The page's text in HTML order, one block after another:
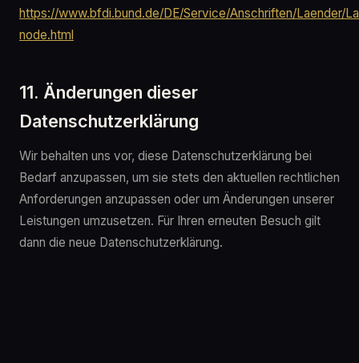
https://www.bfdi.bund.de/DE/Service/Anschriften/Laender/
node.html
11. Änderungen dieser
Datenschutzerklärung
Wir behalten uns vor, diese Datenschutzerklärung bei
Bedarf anzupassen, um sie stets den aktuellen rechtlichen
Anforderungen anzupassen oder um Änderungen unserer
Leistungen umzusetzen. Für Ihren erneuten Besuch gilt
dann die neue Datenschutzerklärung.